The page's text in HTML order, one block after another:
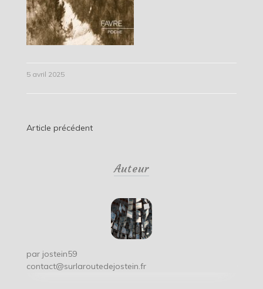
5 avril 2025
Navigation
Article précédent
Auteur
par jostein59
contact@surlaroutedejostein.fr